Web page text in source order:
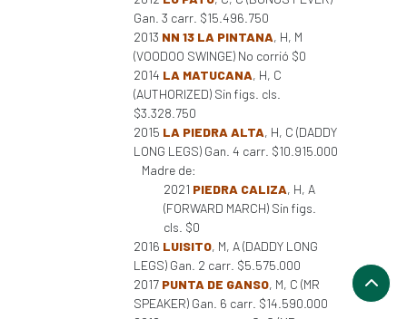
Gan. 3 carr. $15.496.750
2013 NN 13 LA PINTANA, H, M
(VOODOO SWINGE) No corrió $0
2014 LA MATUCANA, H, C
(AUTHORIZED) Sin figs. cls.
$3.328.750
2015 LA PIEDRA ALTA, H, C (DADDY
LONG LEGS) Gan. 4 carr. $10.915.000
Madre de:
2021 PIEDRA CALIZA, H, A
(FORWARD MARCH) Sin figs.
cls. $0
2016 LUISITO, M, A (DADDY LONG
LEGS) Gan. 2 carr. $5.575.000
2017 PUNTA DE GANSO, M, C (MR
SPEAKER) Gan. 6 carr. $14.590.000